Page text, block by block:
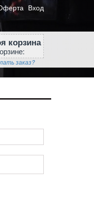
Вход
корзина
заказ?